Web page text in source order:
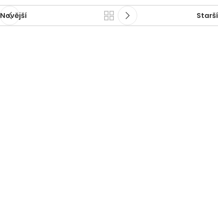
Novější Starší